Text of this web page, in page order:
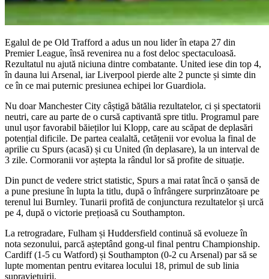
Egalul de pe Old Trafford a adus un nou lider în etapa 27 din
Premier League, însă revenirea nu a fost deloc spectaculoasă.
Rezultatul nu ajută niciuna dintre combatante. United iese din top 4,
în dauna lui Arsenal, iar Liverpool pierde alte 2 puncte și simte din
ce în ce mai puternic presiunea echipei lor Guardiola.
Nu doar Manchester City câștigă bătălia rezultatelor, ci și spectatorii
neutri, care au parte de o cursă captivantă spre titlu. Programul pare
unul ușor favorabil băieților lui Klopp, care au scăpat de deplasări
potențial dificile. De partea cealaltă, cetățenii vor evolua la final de
aprilie cu Spurs (acasă) și cu United (în deplasare), la un interval de
3 zile. Cormoranii vor aștepta la rândul lor să profite de situație.
Din punct de vedere strict statistic, Spurs a mai ratat încă o șansă de
a pune presiune în lupta la titlu, după o înfrângere surprinzătoare pe
terenul lui Burnley. Tunarii profită de conjunctura rezultatelor și urcă
pe 4, după o victorie prețioasă cu Southampton.
La retrogradare, Fulham și Huddersfield continuă să evolueze în
nota sezonului, parcă așteptând gong-ul final pentru Championship.
Cardiff (1-5 cu Watford) și Southampton (0-2 cu Arsenal) par să se
lupte momentan pentru evitarea locului 18, primul de sub linia
supraviețuirii.